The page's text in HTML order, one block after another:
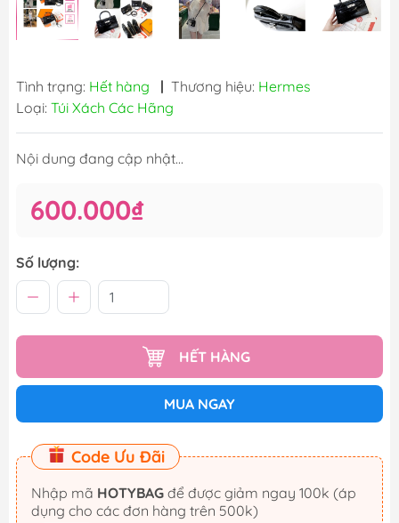
Tình trạng: Hết hàng | Thương hiệu: Hermes
Loại: Túi Xách Các Hãng
Nội dung đang cập nhật...
600.000₫
Số lượng:
HẾT HÀNG
MUA NGAY
Code Ưu Đãi
Nhập mã HOTYBAG
dụng cho các đơn hàng trên 500k)